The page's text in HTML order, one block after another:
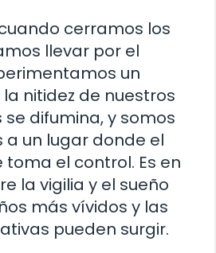
cerramos los
llevar por el
un
nitidez de nuestros
difumina, y somos
un lugar donde el
el control. Es en
la vigilia y el sueño
más vívidos y las
pueden surgir.